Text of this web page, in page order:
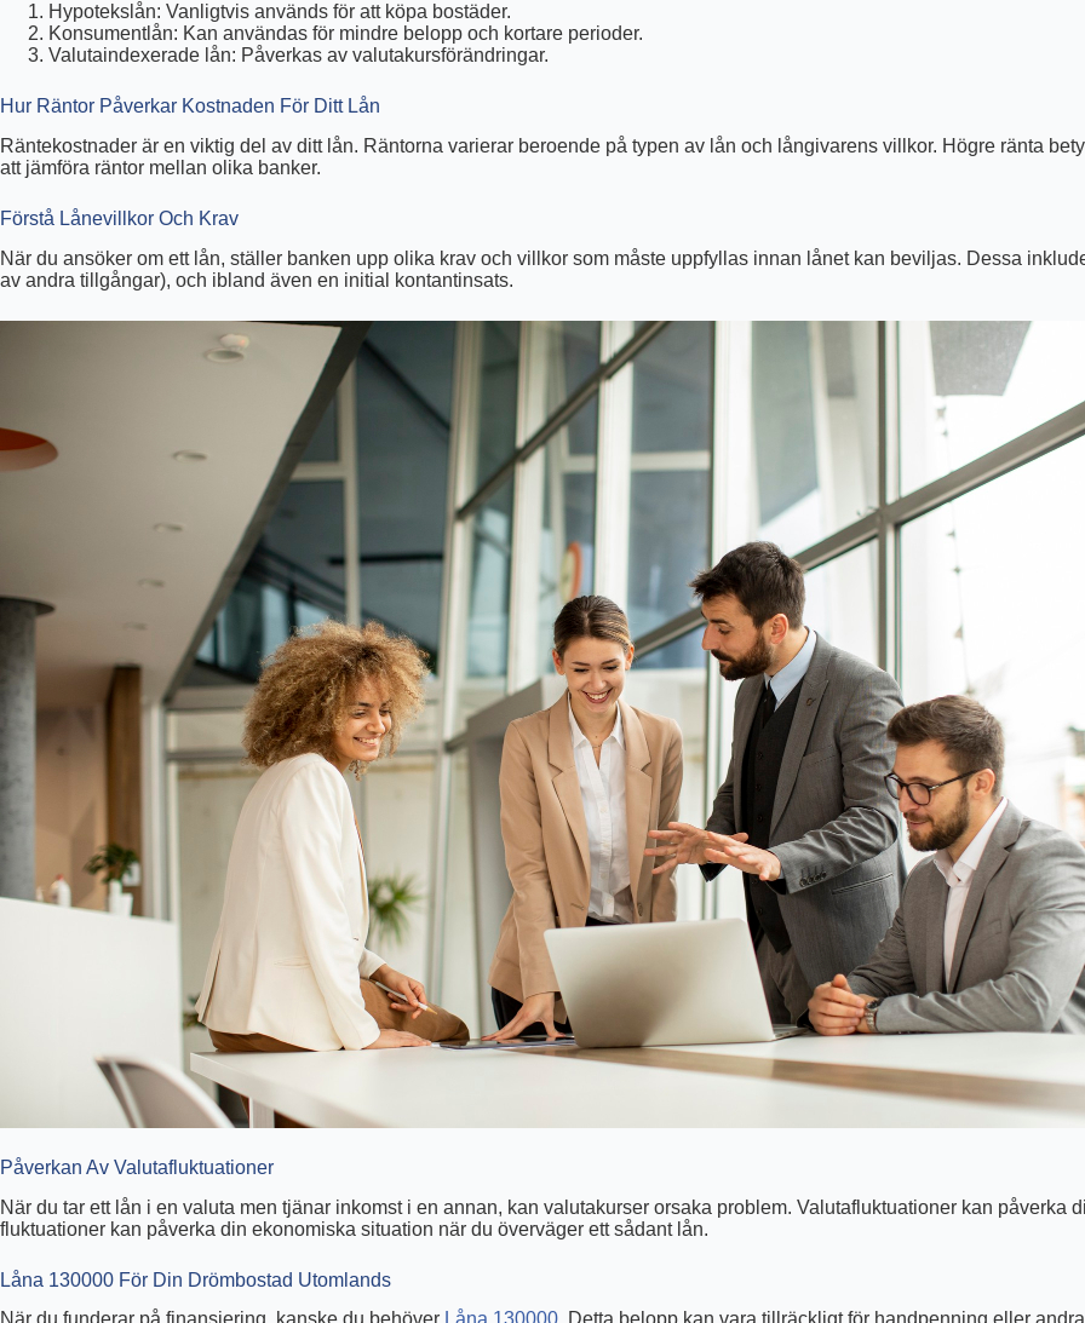
Hypotekslån: Vanligtvis används för att köpa bostäder.
Konsumentlån: Kan användas för mindre belopp och kortare perioder.
Valutaindexerade lån: Påverkas av valutakursförändringar.
Hur Räntor Påverkar Kostnaden För Ditt Lån
Räntekostnader är en viktig del av ditt lån. Räntorna varierar beroende på typen av lån och långivarens villkor. Högre ränta
att jämföra räntor mellan olika banker.
Förstå Lånevillkor Och Krav
När du ansöker om ett lån, ställer banken upp olika krav och villkor som måste uppfyllas innan lånet kan beviljas. Dessa
av andra tillgångar), och ibland även en initial kontantinsats.
Påverkan Av Valutafluktuationer
När du tar ett lån i en valuta men tjänar inkomst i en annan, kan valutakurser orsaka problem. Valutafluktuationer kan påverka
fluktuationer kan påverka din ekonomiska situation när du överväger ett sådant lån.
Låna 130000 För Din Drömbostad Utomlands